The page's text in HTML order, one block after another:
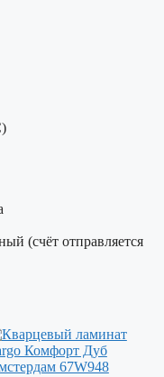
(счёт отправляется